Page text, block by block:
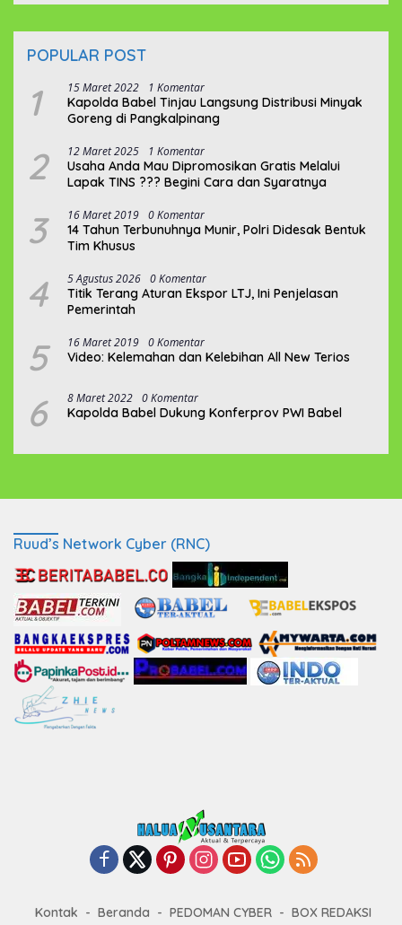
POPULAR POST
1 15 Maret 2022 1 Komentar
Kapolda Babel Tinjau Langsung Distribusi Minyak
Goreng di Pangkalpinang
2 12 Maret 2025 1 Komentar
Usaha Anda Mau Dipromosikan Gratis Melalui
Lapak TINS ??? Begini Cara dan Syaratnya
3 16 Maret 2019 0 Komentar
14 Tahun Terbunuhnya Munir, Polri Didesak Bentuk
Tim Khusus
4 5 Agustus 2026 0 Komentar
Titik Terang Aturan Ekspor LTJ, Ini Penjelasan
Pemerintah
5 16 Maret 2019 0 Komentar
Video: Kelemahan dan Kelebihan All New Terios
6 8 Maret 2022 0 Komentar
Kapolda Babel Dukung Konferprov PWI Babel
Ruud’s Network Cyber (RNC)
Kontak Beranda PEDOMAN CYBER BOX REDAKSI